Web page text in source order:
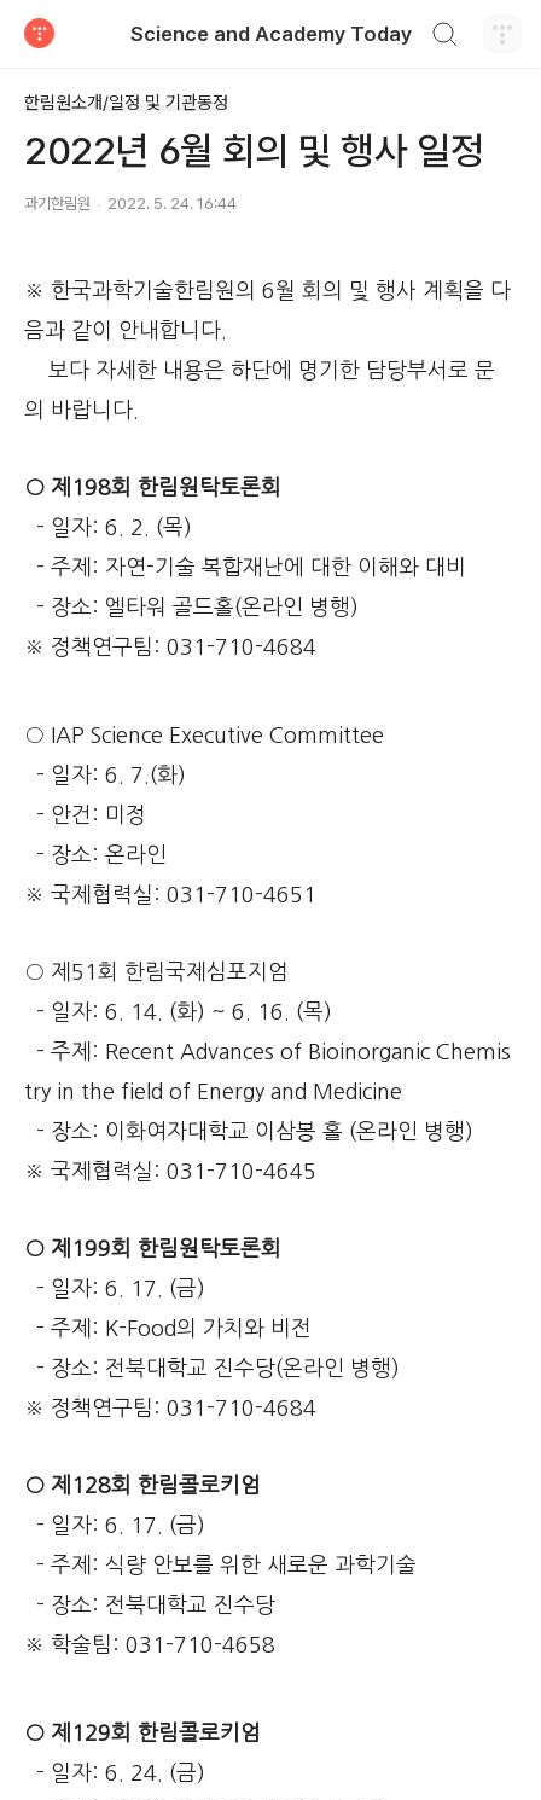
Science and Academy Today
한림원소개/일정 및 기관동정
2022년 6월 회의 및 행사 일정
과기한림원 2022. 5. 24. 16:44
※ 한국과학기술한림원의 6월 회의 및 행사 계획을 다
음과 같이 안내합니다.
보다 자세한 내용은 하단에 명기한 담당부서로 문
의 바랍니다.
○ 제198회 한림원탁토론회
- 일자: 6. 2. (목)
- 주제: 자연-기술 복합재난에 대한 이해와 대비
- 장소: 엘타워 골드홀(온라인 병행)
※ 정책연구팀: 031-710-4684
○ IAP Science Executive Committee
- 일자: 6. 7.(화)
- 안건: 미정
- 장소: 온라인
※ 국제협력실: 031-710-4651
○ 제51회 한림국제심포지엄
- 일자: 6. 14. (화) ~ 6. 16. (목)
- 주제: Recent Advances of Bioinorganic Chemis
try in the field of Energy and Medicine
- 장소: 이화여자대학교 이삼봉 홀 (온라인 병행)
※ 국제협력실: 031-710-4645
○ 제199회 한림원탁토론회
- 일자: 6. 17. (금)
- 주제: K-Food의 가치와 비전
- 장소: 전북대학교 진수당(온라인 병행)
※ 정책연구팀: 031-710-4684
○ 제128회 한림콜로키엄
- 일자: 6. 17. (금)
- 주제 : 식량 안보를 위한 새로운 과학기술
- 장소: 전북대학교 진수당
※ 학술팀: 031-710-4658
○ 제129회 한림콜로키엄
- 일자: 6. 24. (금)